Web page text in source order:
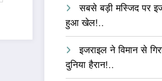
सबसे बड़ी मस्जिद पर
हुआ खेल!..
इजराइल ने विमान से
दुनिया हैरान!..